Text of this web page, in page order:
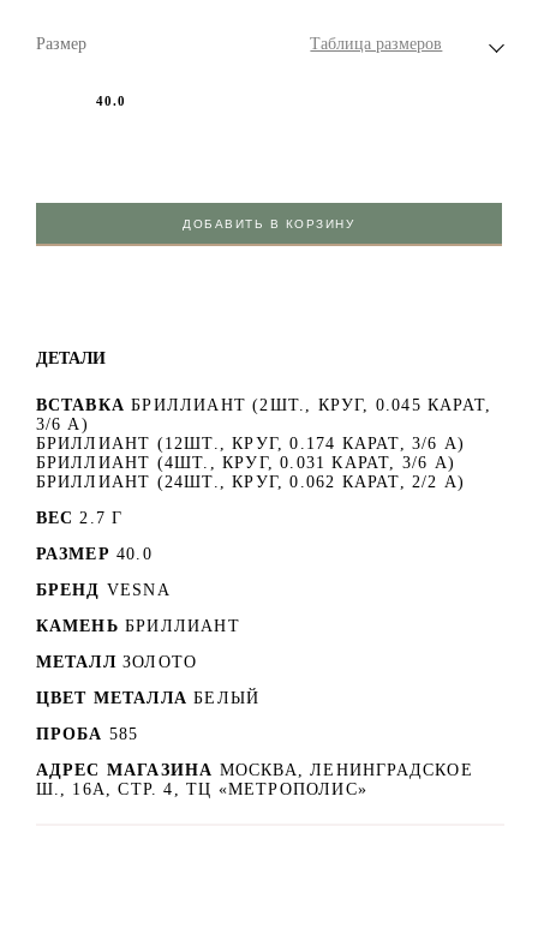
Размер Таблица размеров
40.0
ДОБАВИТЬ В КОРЗИНУ
ДЕТАЛИ
ВСТАВКА БРИЛЛИАНТ (2ШТ., КРУГ, 0.045 КАРАТ,
3/6 А)
БРИЛЛИАНТ (12ШТ., КРУГ, 0.174 КАРАТ, 3/6 А)
БРИЛЛИАНТ (4ШТ., КРУГ, 0.031 КАРАТ, 3/6 А)
БРИЛЛИАНТ (24ШТ., КРУГ, 0.062 КАРАТ, 2/2 А)
ВЕС 2.7 Г
РАЗМЕР 40.0
БРЕНД VESNA
КАМЕНЬ БРИЛЛИАНТ
МЕТАЛЛ ЗОЛОТО
ЦВЕТ МЕТАЛЛА БЕЛЫЙ
ПРОБА 585
АДРЕС МАГАЗИНА МОСКВА, ЛЕНИНГРАДСКОЕ
Ш., 16А, СТР. 4, ТЦ «МЕТРОПОЛИС»